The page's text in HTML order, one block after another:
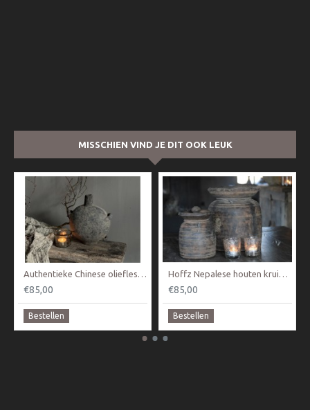
MISSCHIEN VIND JE DIT OOK LEUK
Authentieke Chinese oliefles / kruik
€85,00
Bestellen
Hoffz Nepalese houten kruik Nr 2
€85,00
Bestellen